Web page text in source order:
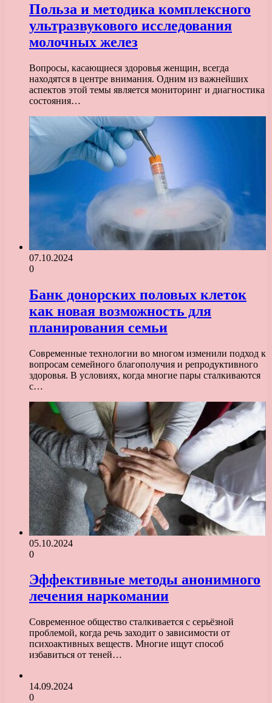
Польза и методика комплексного
ультразвукового исследования
молочных желез
Вопросы, касающиеся здоровья женщин, всегда
находятся в центре внимания. Одним из важнейших
аспектов этой темы является мониторинг и диагностика
состояния…
07.10.2024
0
Банк донорских половых клеток
как новая возможность для
планирования семьи
Современные технологии во многом изменили подход к
вопросам семейного благополучия и репродуктивного
здоровья. В условиях, когда многие пары сталкиваются
с…
05.10.2024
0
Эффективные методы анонимного
лечения наркомании
Современное общество сталкивается с серьёзной
проблемой, когда речь заходит о зависимости от
психоактивных веществ. Многие ищут способ
избавиться от теней…
14.09.2024
0